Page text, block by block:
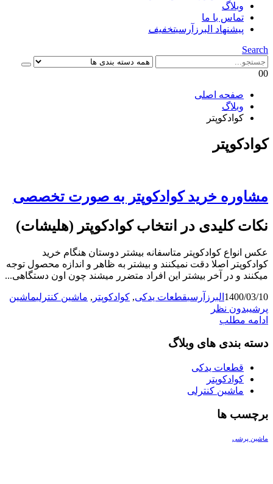
وبلاگ
تماس با ما
پیشنهاد البرزآرسیتخفیف
Search
00
صفحه اصلی
وبلاگ
کوادکوپتر
کوادکوپتر
مشاوره خرید کوادکوپتر به صورت تخصصی
نکات کلیدی در انتخاب کوادکوپتر (هلیشات)
عکس انواع کوادکوپتر متاسفانه بیشتر دوستان هنگام خرید
کوادکوپتر اصلا دقت نمیکنند و بیشتر به ظاهر و اندازه محصول توجه
میکنند و در آخر بیشتر این افراد متضرر میشند چون اون دستگاهی...
1400/03/10 البرزآرسیقطعات یدکی, کوادکوپتر , ماشین کنترلیماشین
پرشیبدون نظر
ادامه مطلب
دسته بندی های وبلاگ
قطعات یدکی
کوادکوپتر
ماشین کنترلی
برچسب ها
ماشین پرشی